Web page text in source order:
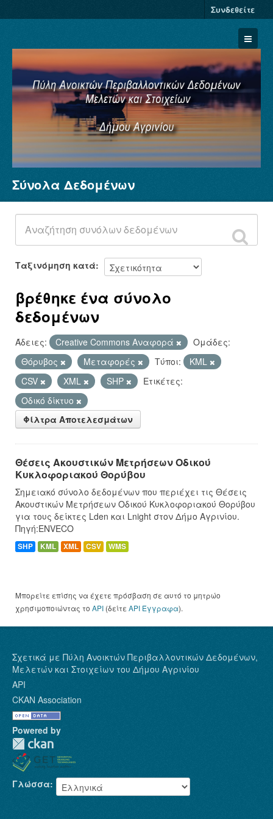
Συνδεθείτε
Σύνολα Δεδομένων
Φορείς
Ομάδες
Σχετικά
Σύνολα Δεδομένων
Ταξινόμηση κατά
βρέθηκε ένα σύνολο
δεδομένων
Άδειες: Creative Commons Αναφορά
Ομάδες:
Θόρυβος
Μεταφορές Τύποι:
KML
CSV
XML SHP
Ετικέτες:
Οδικό δίκτυο
Φίλτρα Αποτελεσμάτων
Θέσεις Ακουστικών Μετρήσεων Οδικού
Κυκλοφοριακού Θορύβου
Σημειακό σύνολο δεδομένων που περιέχει τις Θέσεις
Ακουστικών Μετρήσεων Οδικού Κυκλοφοριακού Θορύβου
για τους δείκτες Lden και Lnight στον Δήμο Αγρινίου.
Πηγή:ENVECO
SHP KML XML CSV WMS
Μπορείτε επίσης να έχετε πρόσβαση σε αυτό το μητρώο
χρησιμοποιώντας το API (δείτε API Έγγραφα).
Σχετικά με Πύλη Ανοικτών Περιβαλλοντικών Δεδομένων,
Μελετών και Στοιχείων του Δήμου Αγρινίου
API
CKAN Association
Powered by
Γλώσσα